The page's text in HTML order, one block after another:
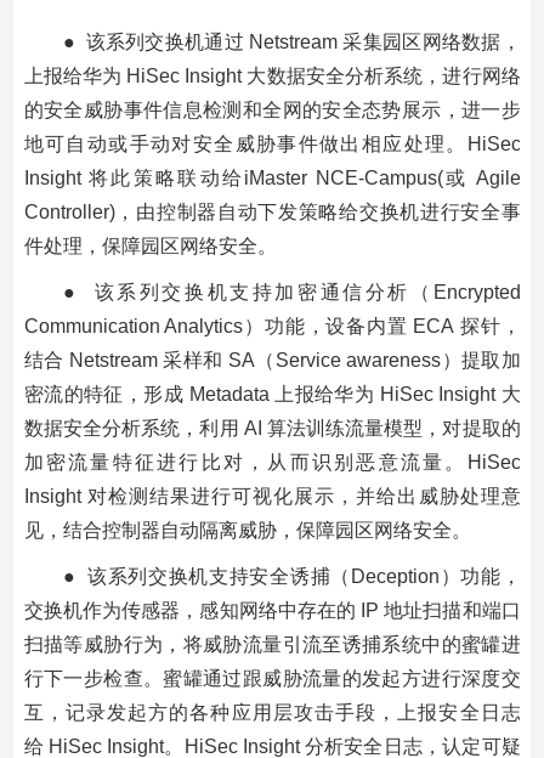
● 该系列交换机通过 Netstream 采集园区网络数据，
上报给华为 HiSec Insight 大数据安全分析系统，进行网络
的安全威胁事件信息检测和全网的安全态势展示，进一步
地可自动或手动对安全威胁事件做出相应处理。HiSec
Insight 将此策略联动给iMaster NCE-Campus(或 Agile
Controller)，由控制器自动下发策略给交换机进行安全事
件处理，保障园区网络安全。
● 该系列交换机支持加密通信分析（Encrypted
Communication Analytics）功能，设备内置 ECA 探针，
结合 Netstream 采样和 SA（Service awareness）提取加
密流的特征，形成 Metadata 上报给华为 HiSec Insight 大
数据安全分析系统，利用 AI 算法训练流量模型，对提取的
加密流量特征进行比对，从而识别恶意流量。HiSec
Insight 对检测结果进行可视化展示，并给出威胁处理意
见，结合控制器自动隔离威胁，保障园区网络安全。
● 该系列交换机支持安全诱捕（Deception）功能，
交换机作为传感器，感知网络中存在的 IP 地址扫描和端口
扫描等威胁行为，将威胁流量引流至诱捕系统中的蜜罐进
行下一步检查。蜜罐通过跟威胁流量的发起方进行深度交
互，记录发起方的各种应用层攻击手段，上报安全日志
给 HiSec Insight。HiSec Insight 分析安全日志，认定可疑